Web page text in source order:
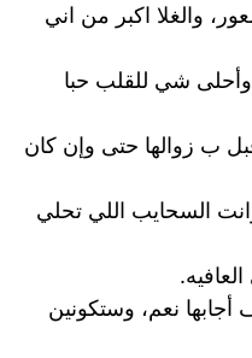
والغلا اكبر من اني
شي للقلب حبا
ب زوالها حتى وإن كان
السحايب اللي تحلي
نعم، وستكونين